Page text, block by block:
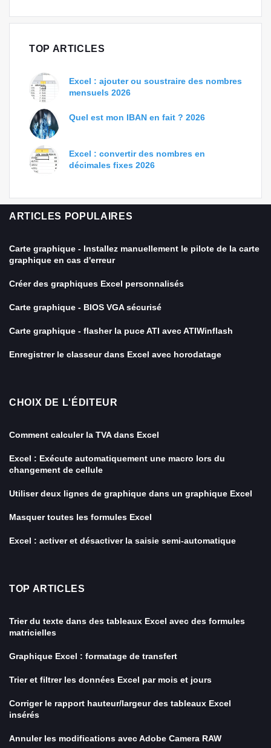
TOP ARTICLES
Excel : ajouter ou soustraire des nombres
mensuels 2026
Quel est mon IBAN en fait ? 2026
Excel : convertir des nombres en
décimales fixes 2026
ARTICLES POPULAIRES
Carte graphique - Installez manuellement le pilote de la carte
graphique en cas d'erreur
Créer des graphiques Excel personnalisés
Carte graphique - BIOS VGA sécurisé
Carte graphique - flasher la puce ATI avec ATIWinflash
Enregistrer le classeur dans Excel avec horodatage
CHOIX DE L'ÉDITEUR
Comment calculer la TVA dans Excel
Excel : Exécute automatiquement une macro lors du
changement de cellule
Utiliser deux lignes de graphique dans un graphique Excel
Masquer toutes les formules Excel
Excel : activer et désactiver la saisie semi-automatique
TOP ARTICLES
Trier du texte dans des tableaux Excel avec des formules
matricielles
Graphique Excel : formatage de transfert
Trier et filtrer les données Excel par mois et jours
Corriger le rapport hauteur/largeur des tableaux Excel
insérés
Annuler les modifications avec Adobe Camera RAW